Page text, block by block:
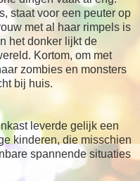
staat voor een peuter op
met al haar rimpels is
het donker lijkt de
Kortom, om met
zombies en monsters
bij huis.
leverde gelijk een
kinderen, die misschien
spannende situaties